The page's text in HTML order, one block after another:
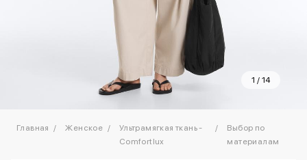
1 / 14
Главная Женское
Ультрамягкая ткань -
Comfortlux
Выбор по
материалам